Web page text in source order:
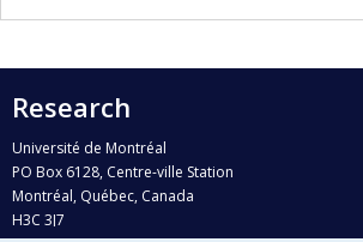
Research
Université de Montréal
PO Box 6128, Centre-ville Station
Montréal, Québec, Canada
H3C 3J7